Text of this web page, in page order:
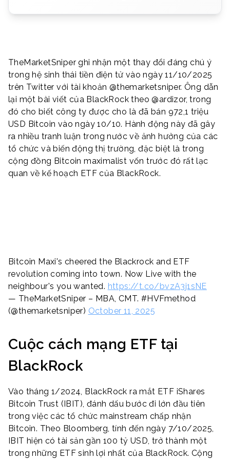
TheMarketSniper ghi nhận một thay đổi đáng chú ý
trong hệ sinh thái tiền điện tử vào ngày 11/10/2025
trên Twitter với tài khoản @themarketsniper. Ông dẫn
lại một bài viết của BlackRock theo @ardizor, trong
đó cho biết công ty được cho là đã bán 972,1 triệu
USD Bitcoin vào ngày 10/10. Hành động này đã gây
ra nhiều tranh luận trong nước về ảnh hưởng của các
tổ chức và biến động thị trường, đặc biệt là trong
cộng đồng Bitcoin maximalist vốn trước đó rất lạc
quan về kế hoạch ETF của BlackRock.
Bitcoin Maxi's cheered the Blackrock and ETF
revolution coming into town. Now Live with the
neighbour's you wanted. https://t.co/bvzA3j1sNE
— TheMarketSniper – MBA, CMT. #HVFmethod
(@themarketsniper) October 11, 2025
Cuộc cách mạng ETF tại
BlackRock
Vào tháng 1/2024, BlackRock ra mắt ETF iShares
Bitcoin Trust (IBIT), đánh dấu bước đi lớn đầu tiên
trong việc các tổ chức mainstream chấp nhận
Bitcoin. Theo Bloomberg, tính đến ngày 7/10/2025,
IBIT hiện có tài sản gần 100 tỷ USD, trở thành một
trong những ETF sinh lợi nhất của BlackRock. Cộng